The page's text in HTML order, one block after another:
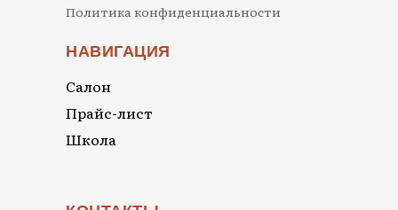
Политика конфиденциальности
НАВИГАЦИЯ
Салон
Прайс-лист
Школа